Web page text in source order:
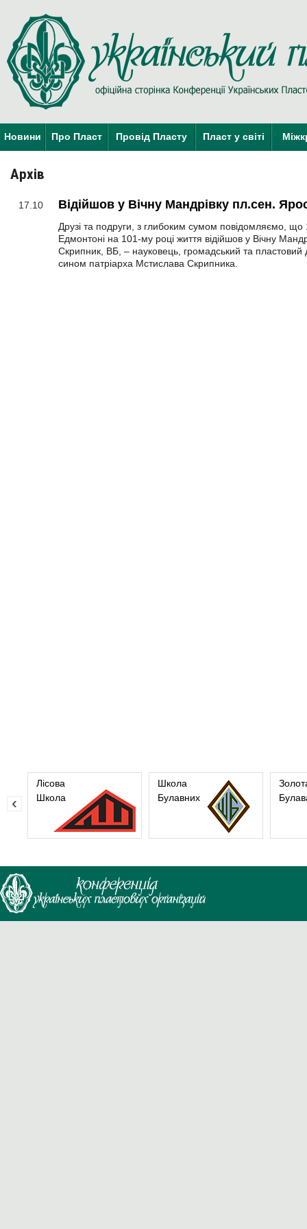
Новини Про Пласт Провід Пласту Пласт у світі
Архів
17.10 Відійшов у Вічну Мандрівку пл.сен.
Друзі та подруги, з глибоким сумом повідомляємо,
Едмонтоні на 101-му році життя відійшов у Вічну
Скрипник, ВБ, – науковець, громадський та
сином патріарха Мстислава Скрипника.
Лісова
Школа
Школа
Булавних
‹